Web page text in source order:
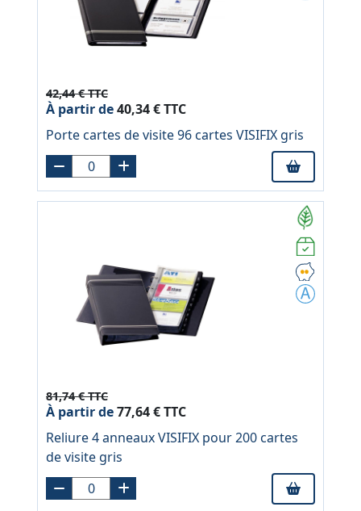
42,44 € TTC
À partir de40,34 € TTC
Porte cartes de visite 96 cartes VISIFIX gris
81,74 € TTC
À partir de77,64 € TTC
Reliure 4 anneaux VISIFIX pour 200 cartes
de visite gris